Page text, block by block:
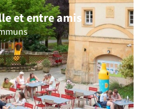
et entre amis